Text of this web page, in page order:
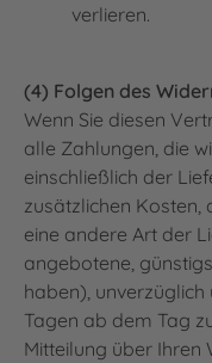
verlieren.
(4) Folgen des
Wenn Sie diesen
alle Zahlungen, die
einschließlich der
zusätzlichen Kosten,
eine andere Art der
angebotene,
haben),
Tagen ab dem Tag
Mitteilung über Ihren